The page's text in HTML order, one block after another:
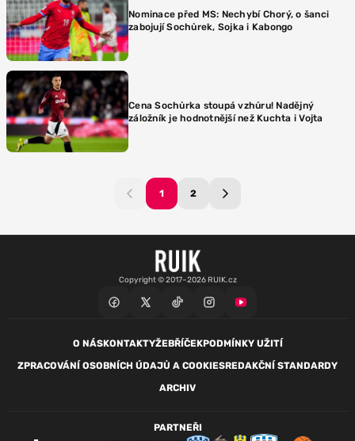
Nominace před MS: Nechybí Chorý, o šanci
zabojují Sochůrek, Sojka i Kabongo
Cena Sochůrka stoupá vzhůru! Nadějný
záložník je hodnotnější než Kuchta i Vojta
1 2
Copyright © 2017–2026 RUIK.cz
O NÁSKONTAKTYŽEBŘÍČEKPODMÍNKY UŽITÍ
ZPRACOVÁNÍ OSOBNÍCH ÚDAJŮ A COOKIESREDAKČNÍ STANDARDY
ARCHIV
PARTNEŘI